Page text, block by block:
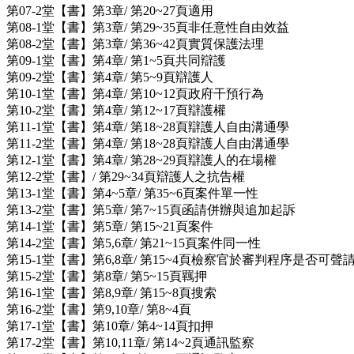
第07-2堂【書】第3章/ 第20~27頁適用
第08-1堂【書】第3章/ 第29~35頁非任意性自由效益
第08-2堂【書】第3章/ 第36~42頁實質保護法理
第09-1堂【書】第4章/ 第1~5頁共同辯護
第09-2堂【書】第4章/ 第5~9頁辯護人
第10-1堂【書】第4章/ 第10~12頁政府干預行為
第10-2堂【書】第4章/ 第12~17頁辯護權
第11-1堂【書】第4章/ 第18~28頁辯護人自由溝通學
第11-2堂【書】第4章/ 第18~28頁辯護人自由溝通學
第12-1堂【書】第4章/ 第28~29頁辯護人的在場權
第12-2堂【書】/ 第29~34頁辯護人之抗告權
第13-1堂【書】第4~5章/ 第35~6頁案件單一性
第13-2堂【書】第5章/ 第7~15頁函請併辦與追加起訴
第14-1堂【書】第5章/ 第15~21頁案件
第14-2堂【書】第5,6章/ 第21~15頁案件同一性
第15-1堂【書】第6,8章/ 第15~4頁檢察官於審判程序是否可聲
第15-2堂【書】第8章/ 第5~15頁羈押
第16-1堂【書】第8,9章/ 第15~8頁搜索
第16-2堂【書】第9,10章/ 第8~4頁
第17-1堂【書】第10章/ 第4~14頁扣押
第17-2堂【書】第10,11章/ 第14~2頁通訊監察